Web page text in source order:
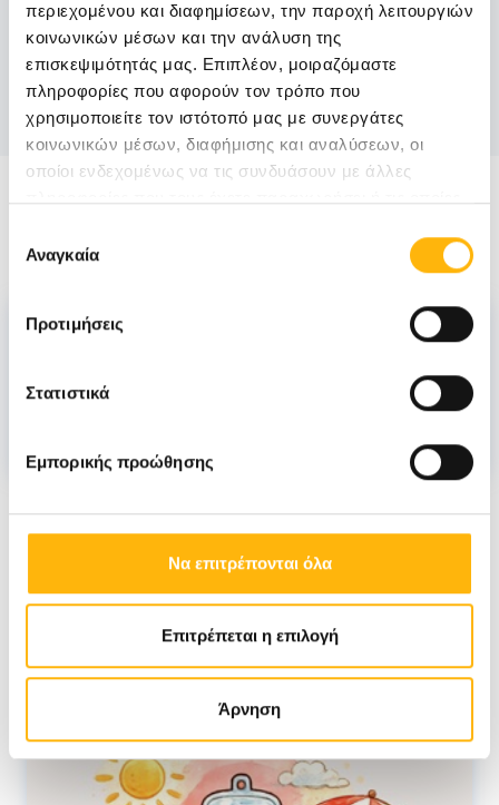
περιεχομένου και διαφημίσεων, την παροχή λειτουργιών
κοινωνικών μέσων και την ανάλυση της
επισκεψιμότητάς μας. Επιπλέον, μοιραζόμαστε
πληροφορίες που αφορούν τον τρόπο που
χρησιμοποιείτε τον ιστότοπό μας με συνεργάτες
κοινωνικών μέσων, διαφήμισης και αναλύσεων, οι
οποίοι ενδεχομένως να τις συνδυάσουν με άλλες
των υπηρεσιών τους.
συγκατάθεσης
Αναγκαία
Προτιμήσεις
Στατιστικά
Εμπορικής προώθησης
Να επιτρέπονται όλα
Επιτρέπεται η επιλογή
Άρνηση
08:00-16:00
Email:
secapik.thessalias@iaso.gr
Νέα